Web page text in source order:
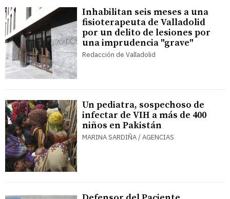
Inhabilitan seis meses a una
fisioterapeuta de Valladolid
por un delito de lesiones por
una imprudencia "grave"
Redacción de Valladolid
Un pediatra, sospechoso de
infectar de VIH a más de 400
niños en Pakistán
MARINA SARDIÑA / AGENCIAS